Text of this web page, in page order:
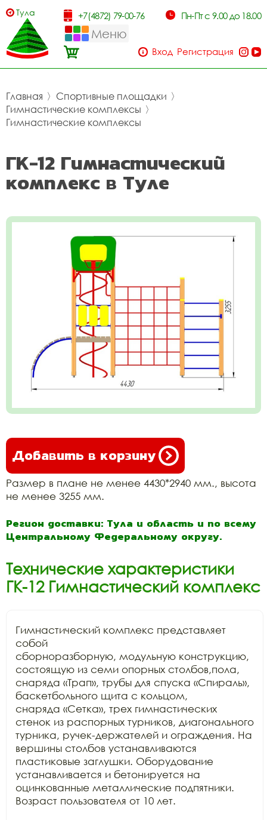
Тула +7(4872) 79-00-76 Пн-Пт с 9.00 до 18.00
Меню
Вход Регистрация
Главная 〉 Спортивные площадки 〉
Гимнастические комплексы 〉
Гимнастические комплексы
ГК-12 Гимнастический
комплекс в Туле
Добавить в корзину
Размер в плане не менее 4430*2940 мм., высота
не менее 3255 мм.
Регион доставки: Тула и область и по всему
Центральному Федеральному округу.
Технические характеристики
ГК-12 Гимнастический комплекс
Гимнастический комплекс представляет
собой
сборноразборную, модульную конструкцию,
состоящую из семи опорных столбов,пола,
снаряда «Трап», трубы для спуска «Спираль»,
баскетбольного щита с кольцом,
снаряда «Сетка», трех гимнастических
стенок из распорных турников, диагонального
турника, ручек-держателей и ограждения. На
вершины столбов устанавливаются
пластиковые заглушки. Оборудование
устанавливается и бетонируется на
оцинкованные металлические подпятники.
Возраст пользователя от 10 лет.